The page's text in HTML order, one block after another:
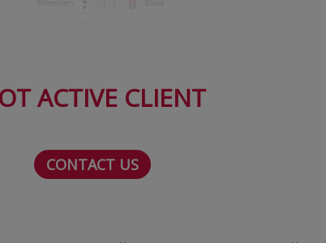
ACTIVE CLIENT
CONTACT US